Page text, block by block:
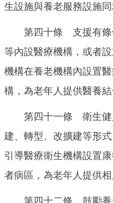
生設施與養老服務設施同
第四十條 支援有條件
等內設醫療機構，或者
機構在養老機構內設置
構，為老年人提供醫養結
第四十一條 衛生健康
建、轉型、改擴建等形
引導醫療衛生機構設置
者病區，為老年人提供相
第四十二條 鼓勵養老